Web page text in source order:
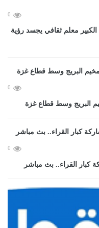
0
معلم ثقافي يجسد رؤية
0
البريج وسط قطاع غزة
0